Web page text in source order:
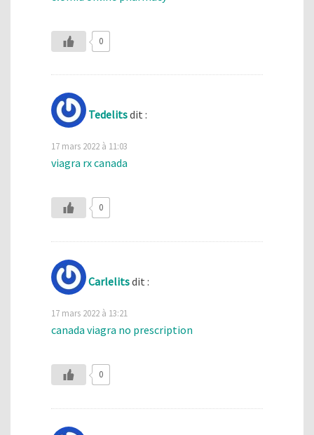
0
Tedelitsdit :
17 mars 2022 à 11:03
viagra rx canada
0
Carlelitsdit :
17 mars 2022 à 13:21
canada viagra no prescription
0